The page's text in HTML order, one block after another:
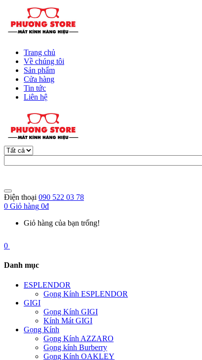
Trang chủ
Về chúng tôi
Sản phẩm
Cửa hàng
Tin tức
Liên hệ
Điện thoại 090 522 03 78
0 Giỏ hàng 0đ
Giỏ hàng của bạn trống!
0
Danh mục
ESPLENDOR
Gọng Kính ESPLENDOR
GIGI
Gọng Kính GIGI
Kính Mát GIGI
Gọng Kính
Gọng Kính AZZARO
Gọng kính Burberry
Gọng Kính OAKLEY